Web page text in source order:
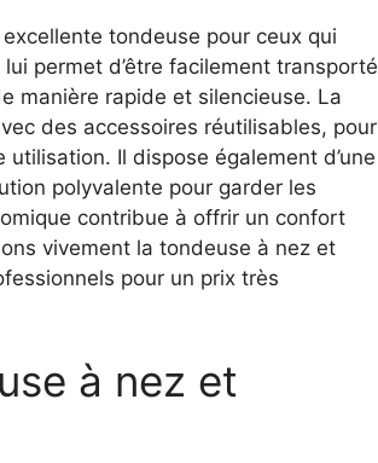
tondeuse pour ceux qui
permet d’être facilement transporté
manière rapide et silencieuse. La
des accessoires réutilisables, pour
Il dispose également d’une
polyvalente pour garder les
contribue à offrir un confort
vivement la tondeuse à nez et
pour un prix très
à nez et